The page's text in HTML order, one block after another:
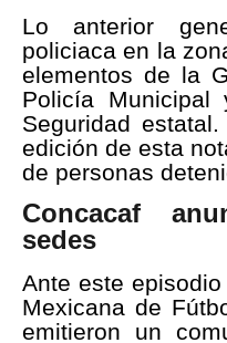
Lo anterior
policiaca en la
elementos de la
Policía
Seguridad
edición de esta
de personas
Concacaf
sedes
Ante este
Mexicana de
emitieron un